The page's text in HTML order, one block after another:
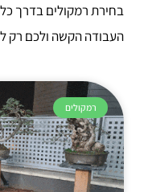
בחירת רמקולים בדרך
העבודה הקשה ולכם רק
רמקולים